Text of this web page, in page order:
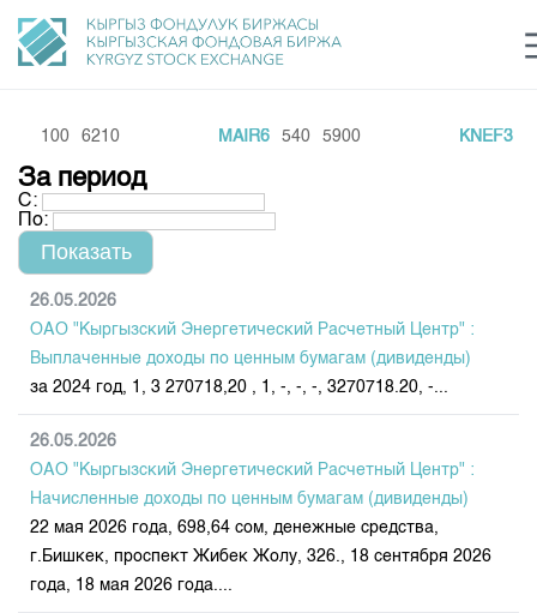
Финансовый рынок KG
О нас
Общая информация
Акционеры
Руководство
Внутренний аудитор
Комитеты
Участники торгов
Наши партнеры
Cтратегия развития
Направления
Товарно-сырьевой сектор
Листинг
Центр раскрытия информации
Тарифы
Аналитика
Финансовый рынок KG
Пресс-клуб
Нормативная база
Биржевая деятельность
Депозитарная деятельность
Центр раскрытия информации
Статистика торгов
Итоги последних торгов
Архив торгов
Индекс и Капитализация
Котировки по ЦБ
Учебный центр
Общая информация
План работы на год
100 6210 MAIR6 540 5900 KNEF3 270
За период
С:
По:
26.05.2026
ОАО "Кыргызский Энергетический Расчетный Центр" :
Выплаченные доходы по ценным бумагам (дивиденды)
за 2024 год, 1, 3 270718,20 , 1, -, -, -, 3270718.20, -...
26.05.2026
ОАО "Кыргызский Энергетический Расчетный Центр" :
Начисленные доходы по ценным бумагам (дивиденды)
22 мая 2026 года, 698,64 сом, денежные средства,
г.Бишкек, проспект Жибек Жолу, 326., 18 сентября 2026
года, 18 мая 2026 года....